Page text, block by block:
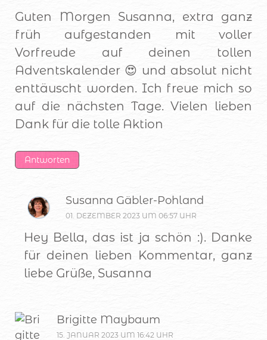
Guten Morgen Susanna, extra ganz
früh aufgestanden mit voller
Vorfreude auf deinen tollen
Adventskalender 😍 und absolut nicht
enttäuscht worden. Ich freue mich so
auf die nächsten Tage. Vielen lieben
Dank für die tolle Aktion
Antworten
Susanna Gäbler-Pohland
01. DEZEMBER 2023 UM 06:57 UHR
Hey Bella, das ist ja schön :). Danke
für deinen lieben Kommentar, ganz
liebe Grüße, Susanna
Brigitte Maybaum
15. JANUAR 2023 UM 16:42 UHR